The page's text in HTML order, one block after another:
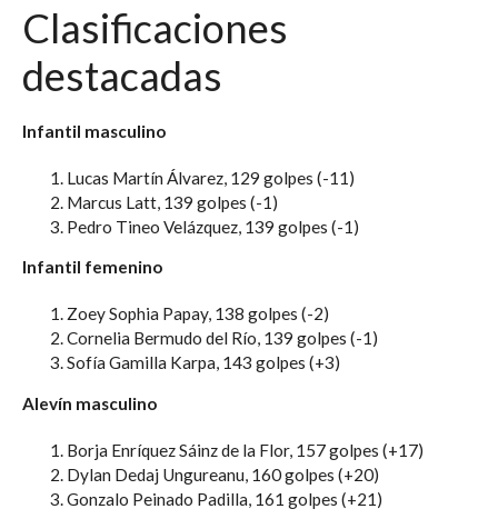
Clasificaciones
destacadas
Infantil masculino
Lucas Martín Álvarez, 129 golpes (-11)
Marcus Latt, 139 golpes (-1)
Pedro Tineo Velázquez, 139 golpes (-1)
Infantil femenino
Zoey Sophia Papay, 138 golpes (-2)
Cornelia Bermudo del Río, 139 golpes (-1)
Sofía Gamilla Karpa, 143 golpes (+3)
Alevín masculino
Borja Enríquez Sáinz de la Flor, 157 golpes (+17)
Dylan Dedaj Ungureanu, 160 golpes (+20)
Gonzalo Peinado Padilla, 161 golpes (+21)